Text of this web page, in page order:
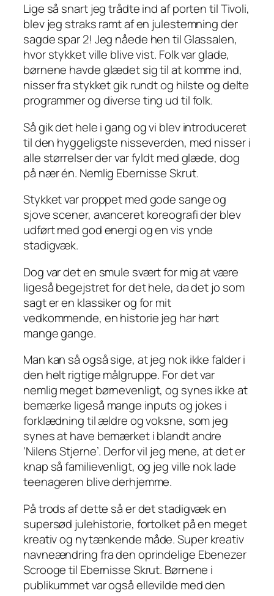
Lige så snart jeg trådte ind af porten til Tivoli,
blev jeg straks ramt af en julestemning der
sagde spar 2! Jeg nåede hen til Glassalen,
hvor stykket ville blive vist. Folk var glade,
børnene havde glædet sig til at komme ind,
nisser fra stykket gik rundt og hilste og delte
programmer og diverse ting ud til folk.
Så gik det hele i gang og vi blev introduceret
til den hyggeligste nisseverden, med nisser i
alle størrelser der var fyldt med glæde, dog
på nær én. Nemlig Ebernisse Skrut.
Stykket var proppet med gode sange og
sjove scener, avanceret koreografi der blev
udført med god energi og en vis ynde
stadigvæk.
Dog var det en smule svært for mig at være
ligeså begejstret for det hele, da det jo som
sagt er en klassiker og for mit
vedkommende, en historie jeg har hørt
mange gange.
Man kan så også sige, at jeg nok ikke falder i
den helt rigtige målgruppe. For det var
nemlig meget børnevenligt, og synes ikke at
bemærke ligeså mange inputs og jokes i
forklædning til ældre og voksne, som jeg
synes at have bemærket i blandt andre
‘Nilens Stjerne’. Derfor vil jeg mene, at det er
knap så familievenligt, og jeg ville nok lade
teenageren blive derhjemme.
På trods af dette så er det stadigvæk en
supersød julehistorie, fortolket på en meget
kreativ og nytænkende måde. Super kreativ
navneændring fra den oprindelige Ebenezer
Scrooge til Ebernisse Skrut. Børnene i
publikummet var også ellevilde med den